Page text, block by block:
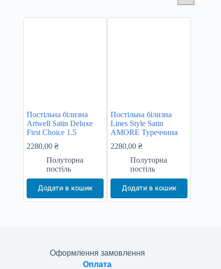
Постільна білизна
Artwell Satin Deluxe
First Choice 1.5
2280,00₴
Полуторна
постіль
Додати в кошик
Постільна білизна
Lines Style Satin
AMORE Туреччина
2280,00₴
Полуторна
постіль
Додати в кошик
Оформлення замовлення
Оплата